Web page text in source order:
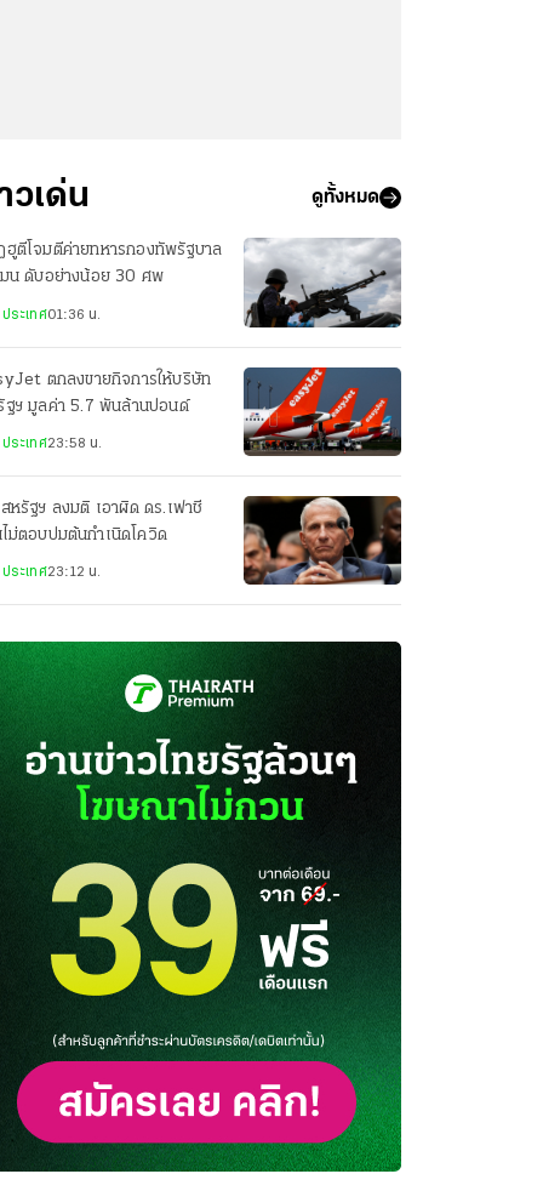
วเด่น ดูทั้งหมด
ฮูตีโจมตีค่ายทหารกองทัพรัฐบาล
มน ดับอย่างน้อย 30 ศพ
ระเทศ01:36 น.
ตกลงขายกิจการให้บริษัท
ฐฯ มูลค่า 5.7 พันล้านปอนด์
ระเทศ23:58 น.
หรัฐฯ ลงมติ เอาผิด ดร.เฟาชี
ไม่ตอบปมต้นกำเนิดโควิด
ระเทศ23:12 น.